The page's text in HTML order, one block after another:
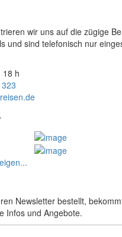
wir uns auf die zügige
und sind telefonisch nur
18 h
Newsletter bestellt,
Infos und Angebote.